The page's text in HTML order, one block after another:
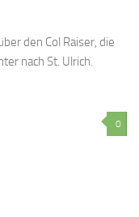
den Col Raiser, die
nach St. Ulrich.
0